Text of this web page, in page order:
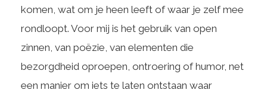
komen, wat om je heen leeft of waar je zelf mee
rondloopt. Voor mij is het gebruik van open
zinnen, van poëzie, van elementen die
bezorgdheid oproepen, ontroering of humor, net
een manier om iets te laten ontstaan waar